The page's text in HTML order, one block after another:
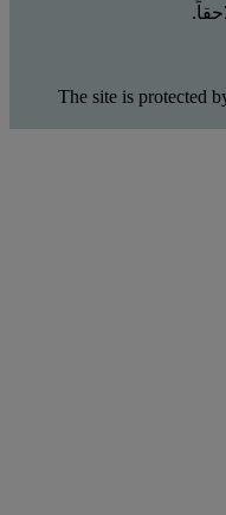
The site is protected